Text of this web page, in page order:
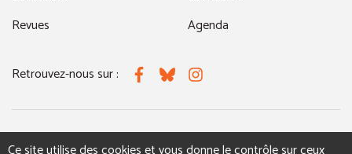
Revues
Agenda
Retrouvez-nous sur : FacebookBlueskyInstagram